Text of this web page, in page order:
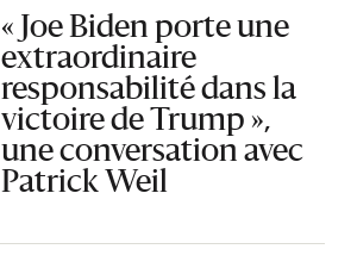
« Joe Biden porte une
extraordinaire
responsabilité dans la
victoire de Trump »,
une conversation avec
Patrick Weil